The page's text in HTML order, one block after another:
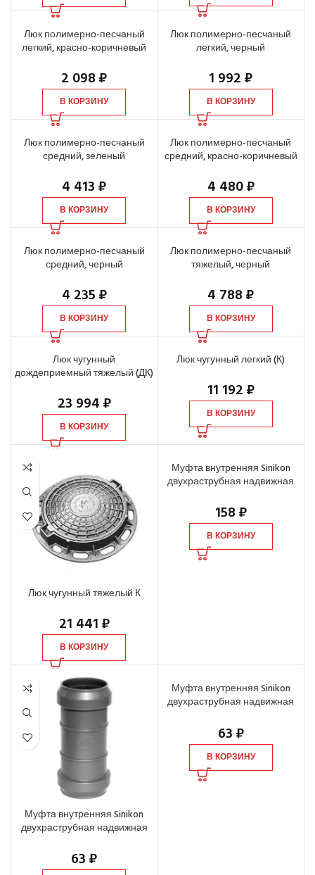
Люк полимерно-песчаный
легкий, красно-коричневый
2 098₽
В КОРЗИНУ
Люк полимерно-песчаный
легкий, черный
1 992₽
В КОРЗИНУ
Люк полимерно-песчаный
средний, зеленый
4 413₽
В КОРЗИНУ
Люк полимерно-песчаный
средний, красно-коричневый
4 480₽
В КОРЗИНУ
Люк полимерно-песчаный
средний, черный
4 235₽
В КОРЗИНУ
Люк полимерно-песчаный
тяжелый, черный
4 788₽
В КОРЗИНУ
Люк чугунный
дождеприемный тяжелый (ДК)
23 994₽
В КОРЗИНУ
Люк чугунный легкий (К)
11 192₽
В КОРЗИНУ
Люк чугунный тяжелый К
21 441₽
В КОРЗИНУ
Муфта внутренняя Sinikon
двухраструбная надвижная
158₽
В КОРЗИНУ
Муфта внутренняя Sinikon
двухраструбная надвижная
63₽
Муфта внутренняя Sinikon
двухраструбная надвижная
63₽
В КОРЗИНУ